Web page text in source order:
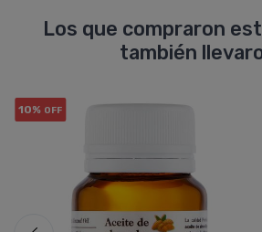
Los que compraron
también
10% OFF